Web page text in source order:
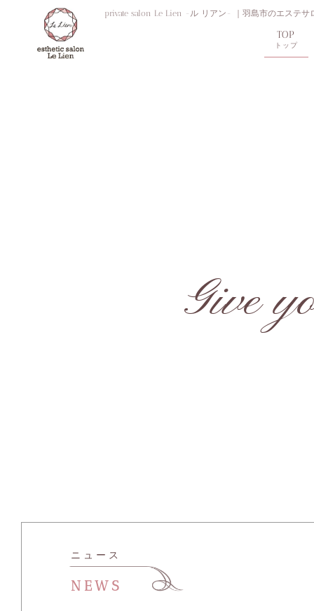
private salon Le Lien -ル リアン- ｜羽島市のエステサ
TOP
トップ
Give
ニュース
NEWS